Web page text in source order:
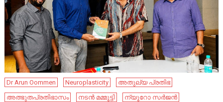
Dr Arun Oommen Neuroplasticity
അതുല്യ പ്രതിഭ
അത്ഭുതപ്രതിഭാസം
നടൻ മമ്മൂട്ടി
ന്യൂറോ സർജൻ